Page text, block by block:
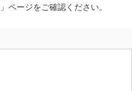
」ページをご確認ください。